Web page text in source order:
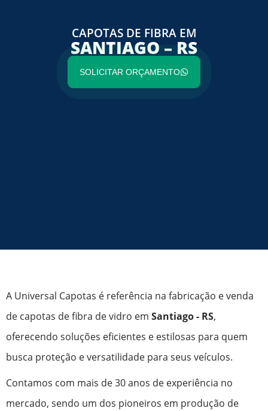
CAPOTAS DE FIBRA EM
SANTIAGO – RS
SOLICITAR ORÇAMENTO
A Universal Capotas é referência na fabricação e venda
de capotas de fibra de vidro em Santiago - RS,
oferecendo soluções eficientes e estilosas para quem
busca proteção e versatilidade para seus veículos.
Contamos com mais de 30 anos de experiência no
mercado, sendo um dos pioneiros em produção de